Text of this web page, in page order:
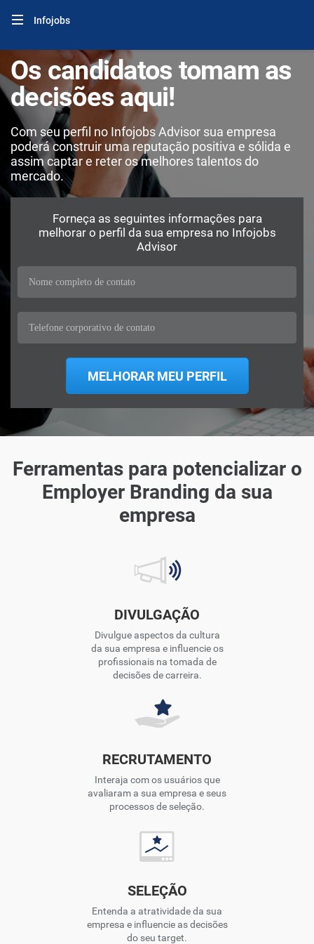
Infojobs
Os candidatos tomam as
decisões aqui!
Com seu perfil no Infojobs Advisor sua empresa
poderá construir uma reputação positiva e sólida e
assim captar e reter os melhores talentos do
mercado.
Forneça as seguintes informações para
melhorar o perfil da sua empresa no Infojobs
Advisor
Ferramentas para potencializar o
Employer Branding da sua
empresa
DIVULGAÇÃO
Divulgue aspectos da cultura
da sua empresa e influencie os
profissionais na tomada de
decisões de carreira.
RECRUTAMENTO
Interaja com os usuários que
avaliaram a sua empresa e seus
processos de seleção.
SELEÇÃO
Entenda a atratividade da sua
empresa e influencie as decisões
do seu target.